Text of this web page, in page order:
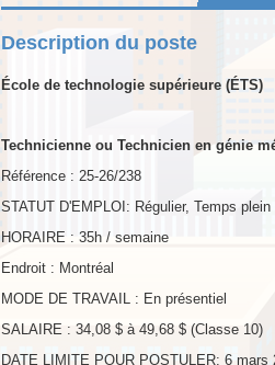
Description du poste
École de technologie supérieure (ÉTS)
Technicienne ou Technicien en génie
Référence : 25-26/238
STATUT D'EMPLOI: Régulier, Temps plein
HORAIRE : 35h / semaine
Endroit : Montréal
MODE DE TRAVAIL : En présentiel
SALAIRE : 34,08 $ à 49,68 $ (Classe 10)
DATE LIMITE POUR POSTULER: 6 mars